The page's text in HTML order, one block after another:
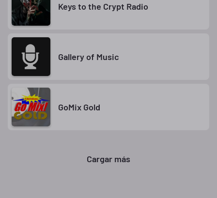
Keys to the Crypt Radio
Gallery of Music
GoMix Gold
Cargar más